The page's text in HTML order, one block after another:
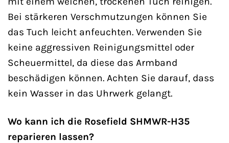
Bei stärkeren Verschmutzungen können Sie
das Tuch leicht anfeuchten. Verwenden Sie
keine aggressiven Reinigungsmittel oder
Scheuermittel, da diese das Armband
beschädigen können. Achten Sie darauf, dass
kein Wasser in das Uhrwerk gelangt.
Wo kann ich die Rosefield SHMWR-H35
reparieren lassen?